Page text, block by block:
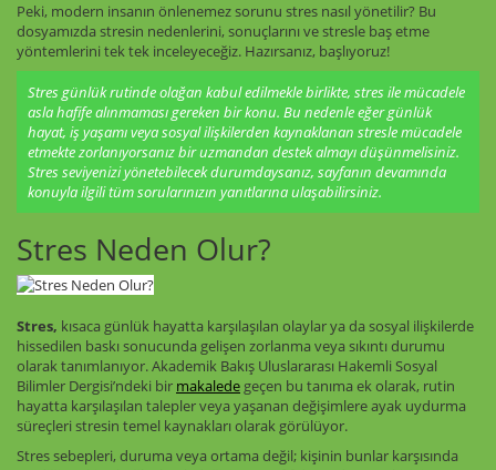
Peki, modern insanın önlenemez sorunu stres nasıl yönetilir? Bu
dosyamızda stresin nedenlerini, sonuçlarını ve stresle baş etme
yöntemlerini tek tek inceleyeceğiz. Hazırsanız, başlıyoruz!
Stres günlük rutinde olağan kabul edilmekle birlikte, stres ile mücadele
asla hafife alınmaması gereken bir konu. Bu nedenle eğer günlük
hayat, iş yaşamı veya sosyal ilişkilerden kaynaklanan stresle mücadele
etmekte zorlanıyorsanız bir uzmandan destek almayı düşünmelisiniz.
Stres seviyenizi yönetebilecek durumdaysanız, sayfanın devamında
konuyla ilgili tüm sorularınızın yanıtlarına ulaşabilirsiniz.
Stres Neden Olur?
Stres, kısaca günlük hayatta karşılaşılan olaylar ya da sosyal ilişkilerde
hissedilen baskı sonucunda gelişen zorlanma veya sıkıntı durumu
olarak tanımlanıyor. Akademik Bakış Uluslararası Hakemli Sosyal
Bilimler Dergisi’ndeki bir makalede geçen bu tanıma ek olarak, rutin
hayatta karşılaşılan talepler veya yaşanan değişimlere ayak uydurma
süreçleri stresin temel kaynakları olarak görülüyor.
Stres sebepleri, duruma veya ortama değil; kişinin bunlar karşısında